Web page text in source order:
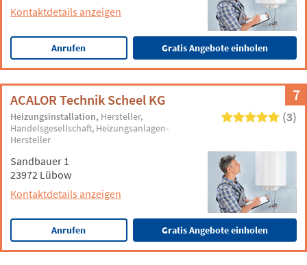
Kontaktdetails anzeigen
Anrufen Gratis Angebote einholen
7
ACALOR Technik Scheel KG
Heizungsinstallation Hersteller
Handelsgesellschaft Heizungsanlagen-
Hersteller
(3)
Sandbauer 1
23972 Lübow
Kontaktdetails anzeigen
Anrufen Gratis Angebote einholen